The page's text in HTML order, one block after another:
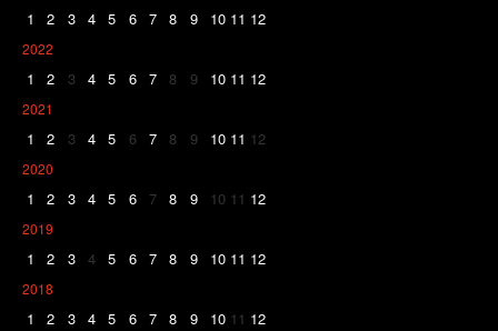
1 2 3 4 5 6 7 8 9 10 11 12
2022
1 2 3 4 5 6 7 8 9 10 11 12
2021
1 2 3 4 5 6 7 8 9 10 11 12
2020
1 2 3 4 5 6 7 8 9 10 11 12
2019
1 2 3 4 5 6 7 8 9 10 11 12
2018
1 2 3 4 5 6 7 8 9 10 11 12